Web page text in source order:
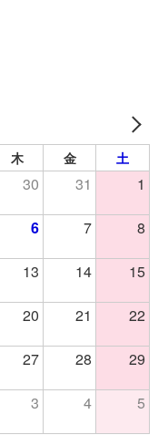
木 金 土
30 31 1
6 7 8
13 14 15
20 21 22
27 28 29
3 4 5